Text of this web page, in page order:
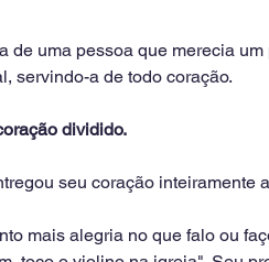
uma pessoa que merecia um
servindo-a de todo coração.
dividido.
seu coração inteiramente
mais alegria no que falo ou